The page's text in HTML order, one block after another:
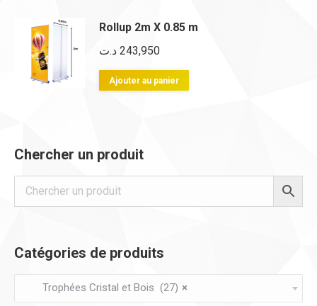
sur
Rollup 2m X 0.85 m
243,950 د.ت
Ajouter au panier
Chercher un produit
Catégories de produits
×
Trophées Cristal et Bois (27)